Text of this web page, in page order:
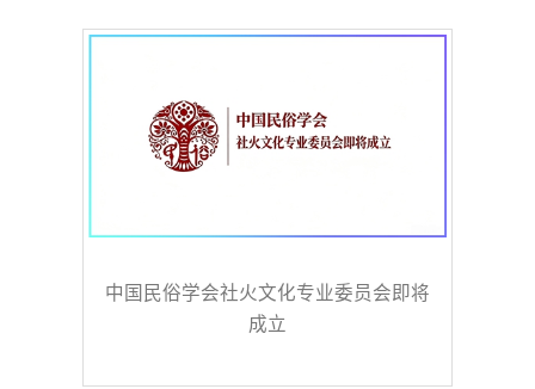
中国民俗学会社火文化专业委员会即将
成立